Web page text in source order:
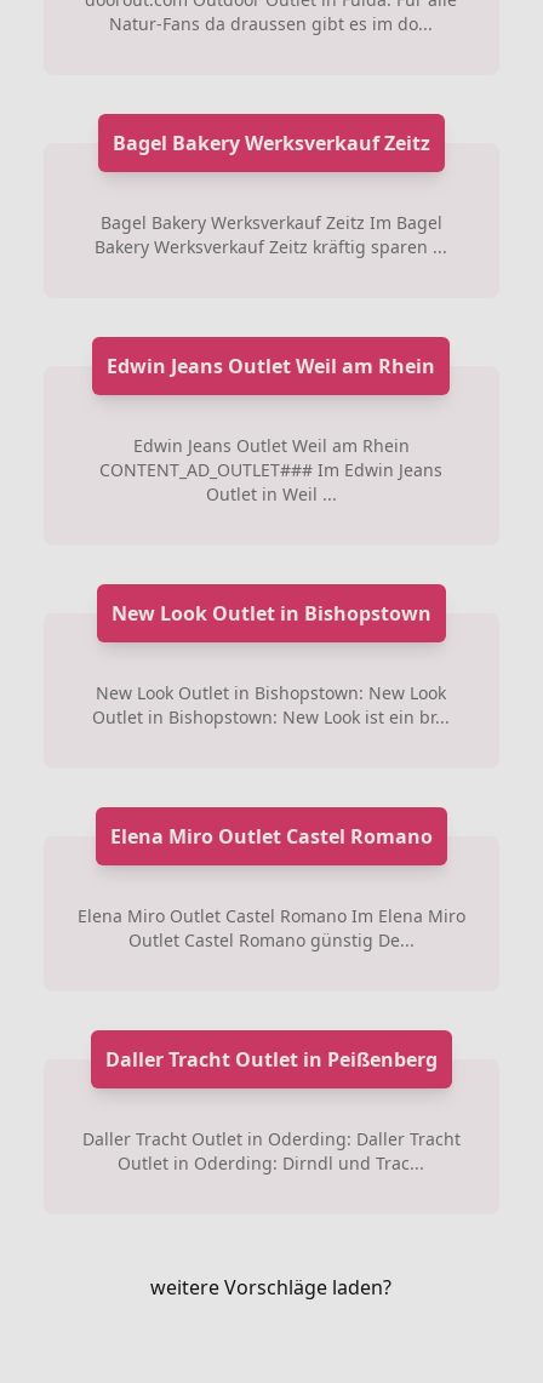
Natur-Fans da draussen gibt es im do...
Bagel Bakery Werksverkauf Zeitz
Bagel Bakery Werksverkauf Zeitz Im Bagel
Bakery Werksverkauf Zeitz kräftig sparen ...
Edwin Jeans Outlet Weil am Rhein
Edwin Jeans Outlet Weil am Rhein
CONTENT_AD_OUTLET### Im Edwin Jeans
Outlet in Weil ...
New Look Outlet in Bishopstown
New Look Outlet in Bishopstown: New Look
Outlet in Bishopstown: New Look ist ein br...
Elena Miro Outlet Castel Romano
Elena Miro Outlet Castel Romano Im Elena Miro
Outlet Castel Romano günstig De...
Daller Tracht Outlet in Peißenberg
Daller Tracht Outlet in Oderding: Daller Tracht
Outlet in Oderding: Dirndl und Trac...
weitere Vorschläge laden?